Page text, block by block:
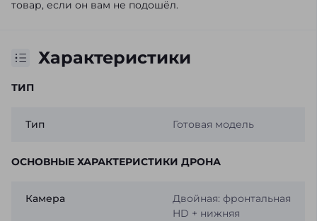
товар, если он вам не подошёл.
Характеристики
ТИП
Тип Готовая модель
ОСНОВНЫЕ ХАРАКТЕРИСТИКИ ДРОНА
Камера
Двойная: фронтальная
HD + нижняя